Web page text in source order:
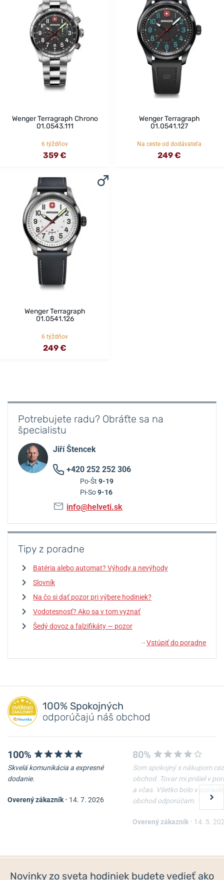
Wenger Terragraph Chrono
01.0543.111
6 týždňov
359 €
Wenger Terragraph
01.0541.127
Na ceste od dodávateľa
249 €
Wenger Terragraph
01.0541.126
6 týždňov
249 €
Potrebujete radu? Obráťte sa na
špecialistu
Jiří Štencek
+420 252 252 306
Po-Št 9-19
Pi-So9-16
info@helveti.sk
Tipy z poradne
Batéria alebo automat? Výhody a nevýhody
Slovník
Na čo si dať pozor pri výbere hodiniek?
Vodotesnosť? Ako sa v tom vyznať
Šedý dovoz a falzifikáty — pozor
↓ Vstúpiť do poradne
100% Spokojných
odporúčajú náš obchod
100%
Skvelá komunikácia a expresné
dodanie.
Overený zákazník • 14. 7. 2026
80%
Som spokojný s nákupom cez
obchod. Tovar mi prišiel v
a včas. Všetko bolo v
obchod odporúčam.
Overený zákazník • 14. 5.
Novinky zo sveta hodiniek budete vedieť ako